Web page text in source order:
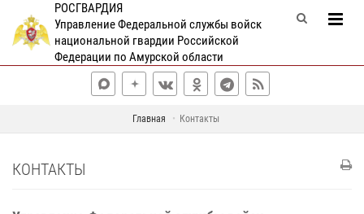
РОСГВАРДИЯ
Управление Федеральной службы войск
национальной гвардии Российской
Федерации по Амурской области
Главная Контакты
КОНТАКТЫ